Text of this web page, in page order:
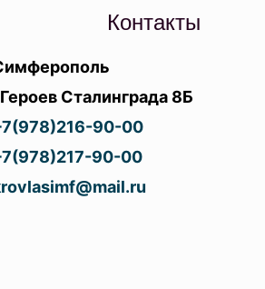
Контакты
Сталинграда 8Б
90-00
90-00